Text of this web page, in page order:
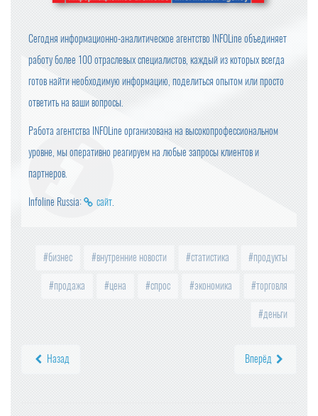
Сегодня информационно-аналитическое агентство INFOLine объединяет
работу более 100 отраслевых специалистов, каждый из которых всегда
готов найти необходимую информацию, поделиться опытом или просто
ответить на ваши вопросы.
Работа агентства INFOLine организована на высокопрофессиональном
уровне, мы оперативно реагируем на любые запросы клиентов и
партнеров.
Infoline Russia: сайт.
бизнес внутренние новости статистика продукты
продажа цена спрос экономика торговля
деньги
Назад Вперёд